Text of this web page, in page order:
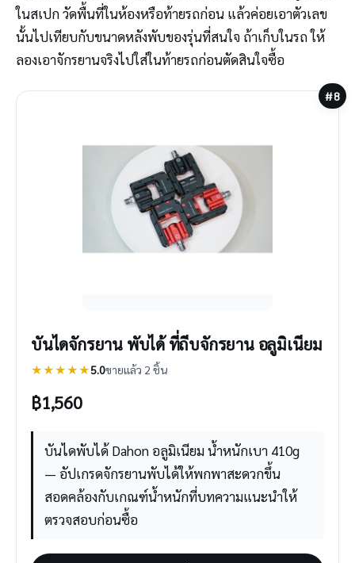
ในสเปก วัดพื้นที่ในห้องหรือท้ายรถก่อน แล้วค่อยเอาตัวเลข
นั้นไปเทียบกับขนาดหลังพับของรุ่นที่สนใจ ถ้าเก็บในรถ ให้
ลองเอาจักรยานจริงไปใส่ในท้ายรถก่อนตัดสินใจซื้อ
#8
บันไดจักรยาน พับได้ ที่ถีบจักรยาน อลูมิเนียม
★★★★★5.0ขายแล้ว 2 ชิ้น
฿1,560
บันไดพับได้ Dahon อลูมิเนียม น้ำหนักเบา 410g
— อัปเกรดจักรยานพับได้ให้พกพาสะดวกขึ้น
สอดคล้องกับเกณฑ์น้ำหนักที่บทความแนะนำให้
ตรวจสอบก่อนซื้อ